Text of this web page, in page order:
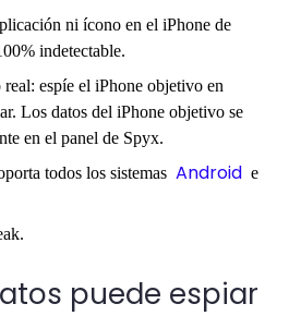
ni ícono en el iPhone de
indetectable.
espíe el iPhone objetivo en
Los datos del iPhone objetivo se
en el panel de Spyx.
todos los sistemas Android e
puede espiar